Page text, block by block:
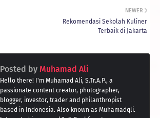
NEWER
Rekomendasi Sekolah Kuliner
Terbaik di Jakarta
Posted by Muhamad Ali
Hello there! I'm Muhamad Ali, S.Tr.A.P., a
passionate content creator, photographer,
blogger, investor, trader and philanthropist
based in Indonesia. Also known as Muhamadqli.